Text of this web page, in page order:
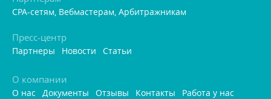
CPA-сетям, Вебмастерам, Арбитражникам
Пресс-центр
Партнеры Новости Статьи
О компании
О нас Документы Отзывы Контакты
Работа у нас